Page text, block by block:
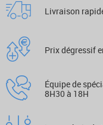
Livraison
Prix dégressif
Équipe de
8H30 à 18H